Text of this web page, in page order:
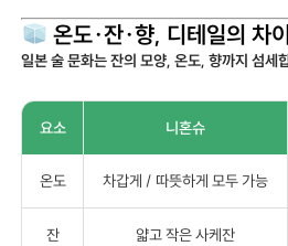
온도·잔·향, 디테일의 차이
일본 술 문화는 잔의 모양, 온도, 향까지 섬세
요소 니혼슈
온도 차갑게 / 따뜻하게 모두 가능
잔 얇고 작은 사케잔